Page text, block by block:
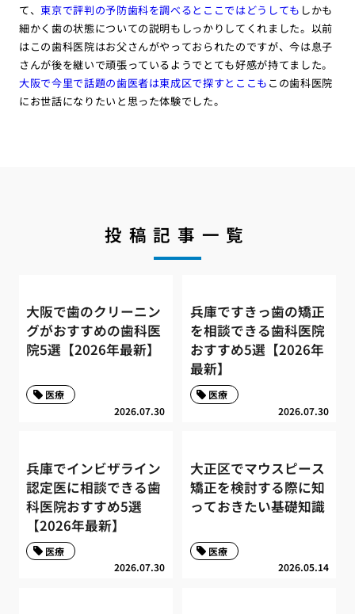
て、東京で評判の予防歯科を調べるとここではどうしても しかも
細かく歯の状態についての説明もしっかりしてくれました。以前
はこの歯科医院はお父さんがやっておられたのですが、今は息子
さんが後を継いで頑張っているようでとても好感が持てました。
大阪で今里で話題の歯医者は東成区で探すとここも この歯科医院
にお世話になりたいと思った体験でした。
投稿記事一覧
大阪で歯のクリーニン
グがおすすめの歯科医
院5選【2026年最新】
2026.07.30
医療
兵庫ですきっ歯の矯正
を相談できる歯科医院
おすすめ5選【2026年
最新】
2026.07.30
医療
兵庫でインビザライン
認定医に相談できる歯
科医院おすすめ5選
【2026年最新】
2026.07.30
医療
大正区でマウスピース
矯正を検討する際に知
っておきたい基礎知識
2026.05.14
医療